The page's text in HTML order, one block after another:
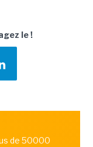
le !
de 50000